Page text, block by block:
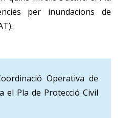
per inundacions de
Operativa de
el Pla de Protecció Civil